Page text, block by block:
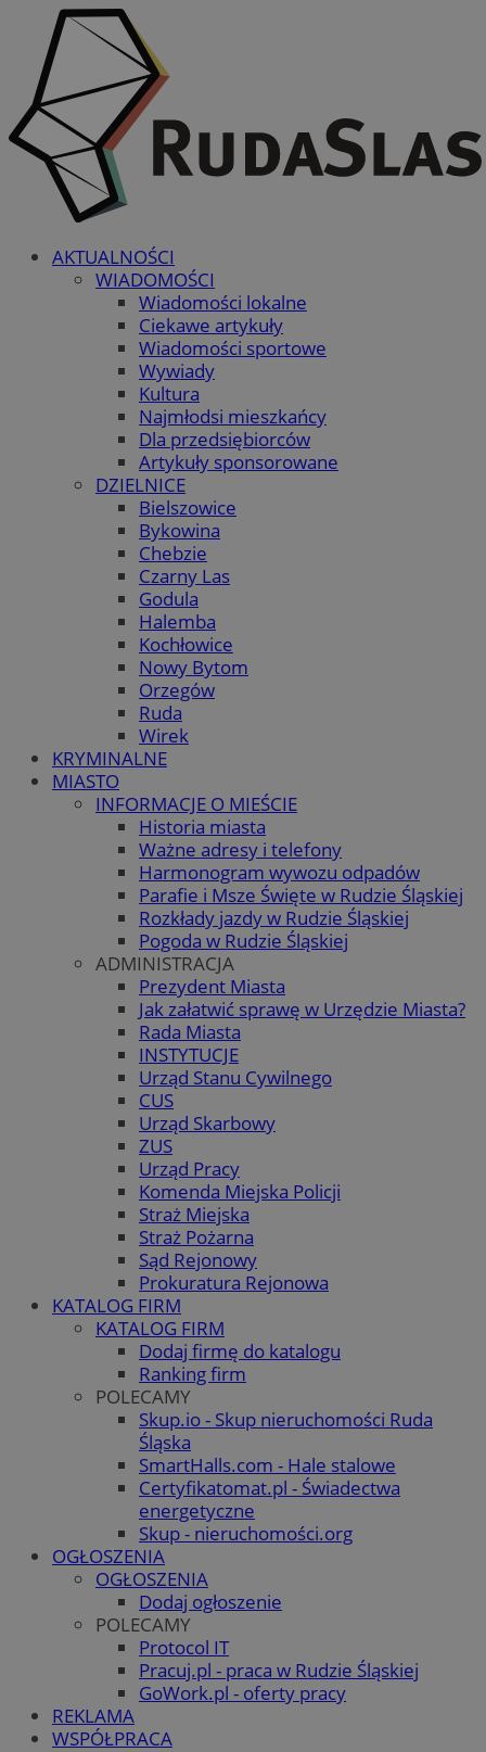
AKTUALNOŚCI
WIADOMOŚCI
Wiadomości lokalne
Ciekawe artykuły
Wiadomości sportowe
Wywiady
Kultura
Najmłodsi mieszkańcy
Dla przedsiębiorców
Artykuły sponsorowane
DZIELNICE
Bielszowice
Bykowina
Chebzie
Czarny Las
Godula
Halemba
Kochłowice
Nowy Bytom
Orzegów
Ruda
Wirek
KRYMINALNE
MIASTO
INFORMACJE O MIEŚCIE
Historia miasta
Ważne adresy i telefony
Harmonogram wywozu odpadów
Parafie i Msze Święte w Rudzie Śląskiej
Rozkłady jazdy w Rudzie Śląskiej
Pogoda w Rudzie Śląskiej
ADMINISTRACJA
Prezydent Miasta
Jak załatwić sprawę w Urzędzie Miasta?
Rada Miasta
INSTYTUCJE
Urząd Stanu Cywilnego
CUS
Urząd Skarbowy
ZUS
Urząd Pracy
Komenda Miejska Policji
Straż Miejska
Straż Pożarna
Sąd Rejonowy
Prokuratura Rejonowa
KATALOG FIRM
KATALOG FIRM
Dodaj firmę do katalogu
Ranking firm
POLECAMY
Skup.io - Skup nieruchomości Ruda
Śląska
SmartHalls.com - Hale stalowe
Certyfikatomat.pl - Świadectwa
energetyczne
Skup - nieruchomości.org
OGŁOSZENIA
OGŁOSZENIA
Dodaj ogłoszenie
POLECAMY
Protocol IT
Pracuj.pl - praca w Rudzie Śląskiej
GoWork.pl - oferty pracy
REKLAMA
WSPÓŁPRACA